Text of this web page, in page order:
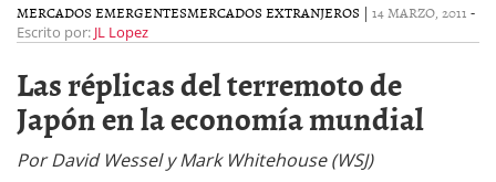
MERCADOS EMERGENTESMERCADOS EXTRANJEROS | 14 MARZO, 2011 -
Escrito por: JL Lopez
Las réplicas del terremoto de
Japón en la economía mundial
Por David Wessel y Mark Whitehouse (WSJ)